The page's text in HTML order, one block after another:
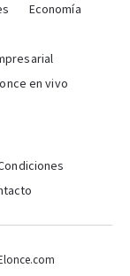
Economía
en vivo